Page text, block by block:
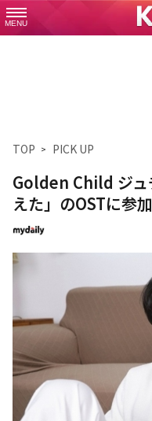
MENU
TOP PICK UP
Golden Child ジュ
えた」のOSTに参